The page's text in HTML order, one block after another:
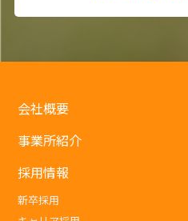
会社概要
事業所紹介
採用情報
新卒採用